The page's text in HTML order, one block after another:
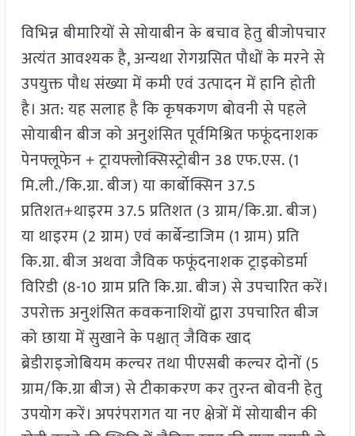
विभिन्न बीमारियों से सोयाबीन के बचाव हेतु बीजोपचार
अत्यंत आवश्यक है, अन्यथा रोगग्रसित पौधों के मरने से
उपयुक्त पौध संख्या में कमी एवं उत्पादन में हानि होती
है। अत: यह सलाह है कि कृषकगण बोवनी से पहले
सोयाबीन बीज को अनुशंसित पूर्वमिश्रित फफूंदनाशक
पेनफ्लूफेन + ट्रायफ्लोक्सिस्ट्रोबीन 38 एफ.एस. (1
मि.ली./कि.ग्रा. बीज) या कार्बोक्सिन 37.5
प्रतिशत+थाइरम 37.5 प्रतिशत (3 ग्राम/कि.ग्रा. बीज)
या थाइरम (2 ग्राम) एवं कार्बेन्डाजिम (1 ग्राम) प्रति
कि.ग्रा. बीज अथवा जैविक फफूंदनाशक ट्राइकोडर्मा
विरिडी (8-10 ग्राम प्रति कि.ग्रा. बीज) से उपचारित करें।
उपरोक्त अनुशंसित कवकनाशियों द्वारा उपचारित बीज
को छाया में सुखाने के पश्चात् जैविक खाद
ब्रेडीराइजोबियम कल्चर तथा पीएसबी कल्चर दोनों (5
ग्राम/कि.ग्रा बीज) से टीकाकरण कर तुरन्त बोवनी हेतु
उपयोग करें। अपरंपरागत या नए क्षेत्रों में सोयाबीन की